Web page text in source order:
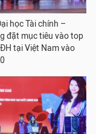
học Tài chính –
đặt mục tiêu vào top
tại Việt Nam vào